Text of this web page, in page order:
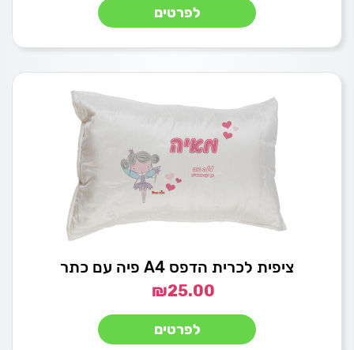
לפרטים
ציפית לכרית הדפס A4 פיה עם כתר
₪25.00
לפרטים